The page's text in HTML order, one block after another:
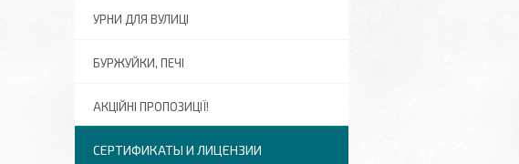
УРНИ ДЛЯ ВУЛИЦІ
БУРЖУЙКИ, ПЕЧІ
АКЦІЙНІ ПРОПОЗИЦІЇ!
СЕРТИФИКАТЫ И ЛИЦЕНЗИИ